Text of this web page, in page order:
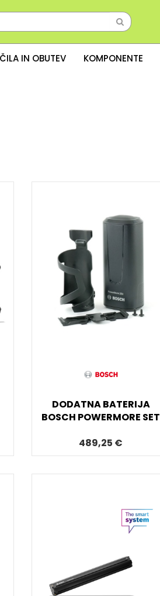
IN OBUTEV KOMPONENTE
DODATNA BATERIJA
BOSCH POWERMORE SET
489,25 €